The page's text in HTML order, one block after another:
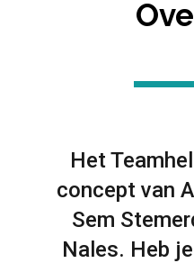
Het
concept van
Sem
Nales. Heb